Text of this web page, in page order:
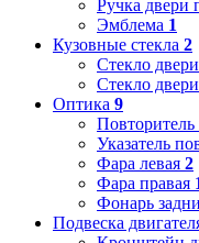
Ручка двери
Эмблема 1
Кузовные стекла 2
Стекло
Стекло
Оптика 9
Указатель
Фара левая 2
Фара правая
Фонарь
Подвеска